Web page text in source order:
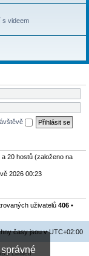
s videem
20 hostů (založeno na
2026 00:23
uživatelů 406 •
časy jsou vUTC+02:00
Limited